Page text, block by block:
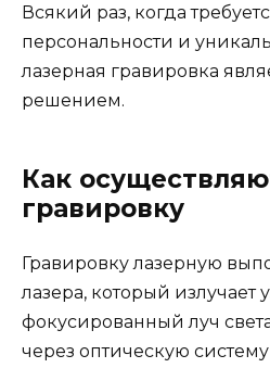
Всякий раз, когда
персональности и
лазерная гравировка
решением.
Как
гравировку
Гравировку лазерную
лазера, который излучает
фокусированный луч
через оптическую